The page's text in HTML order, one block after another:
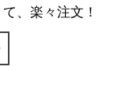
、楽々注文！